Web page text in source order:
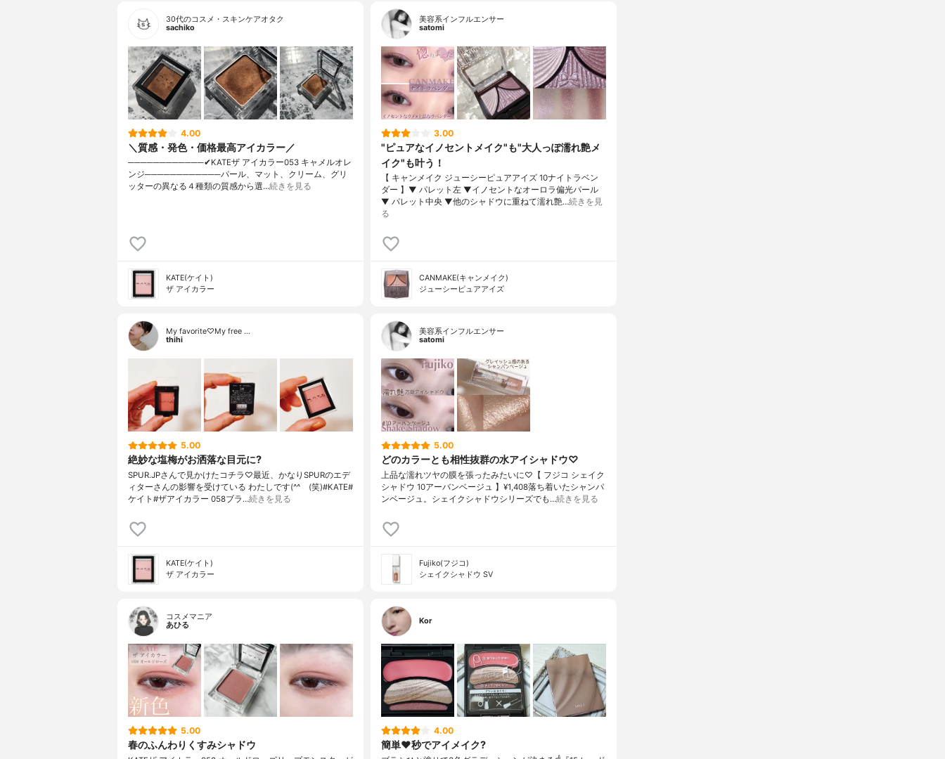
30代のコスメ・スキンケアオタク
sachiko
4.00
＼質感・発色・価格最高アイカラー／
────────────✔︎KATEザ アイカラー053 キャメルオレ
ンジ────────────パール、マット、クリーム、グリ
ッターの異なる４種類の質感から選…続きを見る
KATE(ケイト)
ザ アイカラー
美容系インフルエンサー
satomi
3.00
"ピュアなイノセントメイク"も"大人っぽ濡れ艶メ
イク"も叶う！
【 キャンメイク ジューシーピュアアイズ 10ナイトラベン
ダー 】▼ パレット左 ▼イノセントなオーロラ偏光パール
▼ パレット中央 ▼他のシャドウに重ねて濡れ艶…続きを見
る
CANMAKE(キャンメイク)
ジューシーピュアアイズ
My favorite♡My free …
thihi
5.00
絶妙な塩梅がお洒落な目元に?
SPUR.JPさんで見かけたコチラ♡最近、かなりSPURのエデ
ィターさんの影響を受けている わたしです(^^ゞ(笑)#KATE#
ケイト#ザアイカラー 058ブラ…続きを見る
KATE(ケイト)
ザ アイカラー
美容系インフルエンサー
satomi
5.00
どのカラーとも相性抜群の水アイシャドウ♡
上品な濡れツヤの膜を張ったみたいに♡【 フジコ シェイク
シャドウ 10アーバンベージュ 】¥1,408落ち着いたシャンパ
ンベージュ。シェイクシャドウシリーズでも…続きを見る
Fujiko(フジコ)
シェイクシャドウ SV
コスメマニア
あひる
5.00
春のふんわりくすみシャドウ
Kor
4.00
簡単❤️秒でアイメイク?